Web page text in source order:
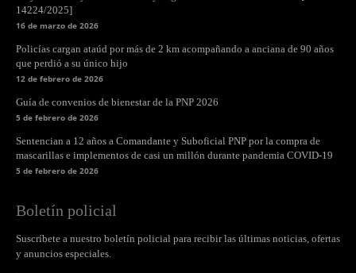
14224/2025]
16 de marzo de 2026
Policías cargan ataúd por más de 2 km acompañando a anciana de 90 años
que perdió a su único hijo
12 de febrero de 2026
Guía de convenios de bienestar de la PNP 2026
5 de febrero de 2026
Sentencian a 12 años a Comandante y Suboficial PNP por la compra de
mascarillas e implementos de casi un millón durante pandemia COVID-19
5 de febrero de 2026
Boletín policial
Suscríbete a nuestro boletín policial para recibir las últimas noticias, ofertas
y anuncios especiales.